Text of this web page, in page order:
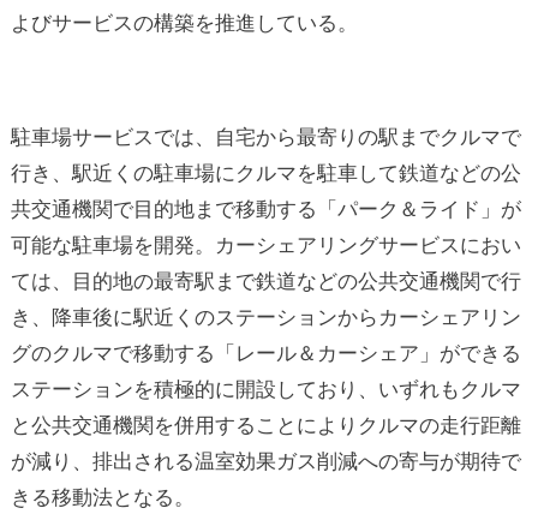
よびサービスの構築を推進している。
駐車場サービスでは、自宅から最寄りの駅までクルマで
行き、駅近くの駐車場にクルマを駐車して鉄道などの公
共交通機関で目的地まで移動する「パーク＆ライド」が
可能な駐車場を開発。カーシェアリングサービスにおい
ては、目的地の最寄駅まで鉄道などの公共交通機関で行
き、降車後に駅近くのステーションからカーシェアリン
グのクルマで移動する「レール＆カーシェア」ができる
ステーションを積極的に開設しており、いずれもクルマ
と公共交通機関を併用することによりクルマの走行距離
が減り、排出される温室効果ガス削減への寄与が期待で
きる移動法となる。